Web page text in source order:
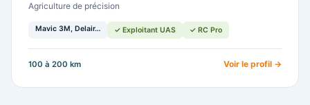
Agriculture de précision
Mavic 3M, Delair… ✓ Exploitant UAS ✓ RC Pro
100 à 200 km Voir le profil →